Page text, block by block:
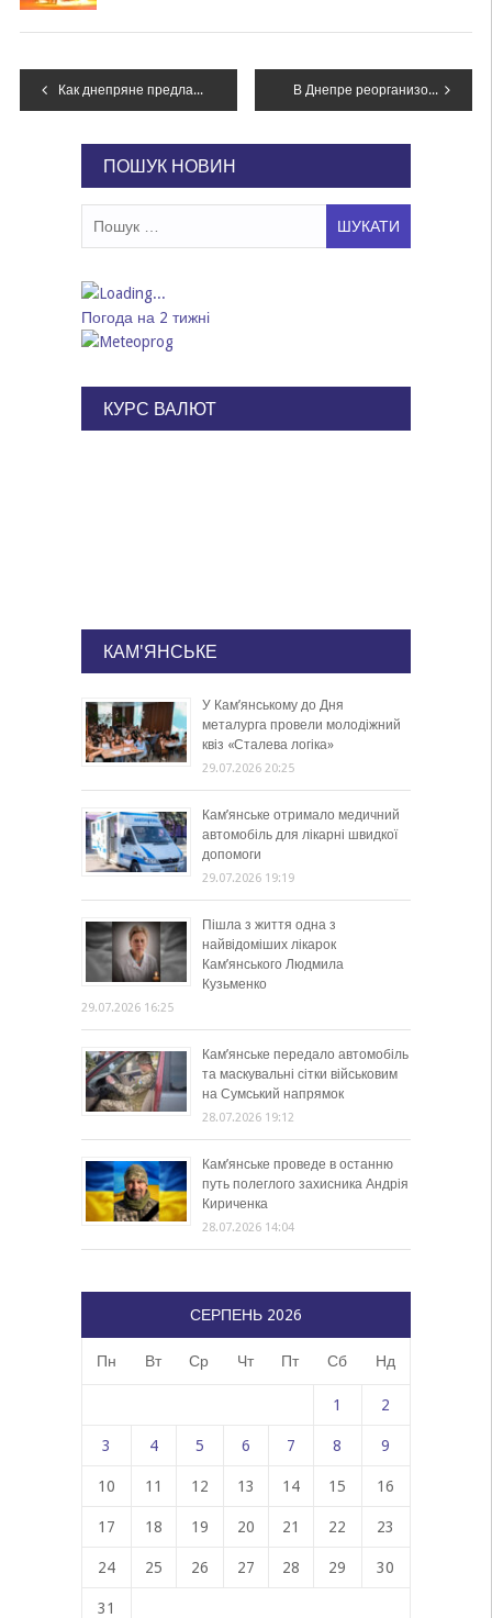
Навігація
Как днепряне предлагают реорганизовать движение транспорта в городе В Днепре реорганизовали движение на двух улицах и установили новые знаки, – ФОТО
ПОШУК НОВИН
Погода на 2 тижні
КУРС ВАЛЮТ
КАМ'ЯНСЬКЕ
У Кам’янському до Дня
металурга провели молодіжний
квіз «Сталева логіка»
29.07.2026 20:25
Кам’янське отримало медичний
автомобіль для лікарні швидкої
допомоги
29.07.2026 19:19
Пішла з життя одна з
найвідоміших лікарок
Кам’янського Людмила
Кузьменко
29.07.2026 16:25
Кам’янське передало автомобіль
та маскувальні сітки військовим
на Сумський напрямок
28.07.2026 19:12
Кам’янське проведе в останню
путь полеглого захисника Андрія
Кириченка
28.07.2026 14:04
СЕРПЕНЬ 2026
Пн Вт Ср Чт Пт Сб Нд
1 2
3 4 5 6 7 8 9
10 11 12 13 14 15 16
17 18 19 20 21 22 23
24 25 26 27 28 29 30
31